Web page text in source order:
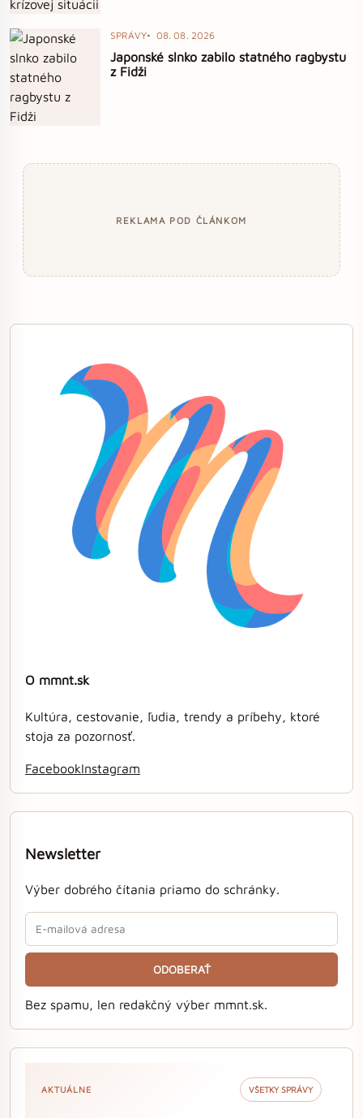
SPRÁVY 08. 08. 2026
Japonské slnko zabilo statného ragbystu
z Fidži
REKLAMA POD ČLÁNKOM
O mmnt.sk
Kultúra, cestovanie, ľudia, trendy a príbehy, ktoré
stoja za pozornosť.
FacebookInstagram
Newsletter
Výber dobrého čítania priamo do schránky.
ODOBERAŤ
Bez spamu, len redakčný výber mmnt.sk.
AKTUÁLNE VŠETKY SPRÁVY